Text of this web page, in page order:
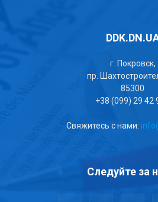
г. Покровск,
пр.
85300
+38 (099) 29 42
Свяжитесь с нами:
Следуйте за